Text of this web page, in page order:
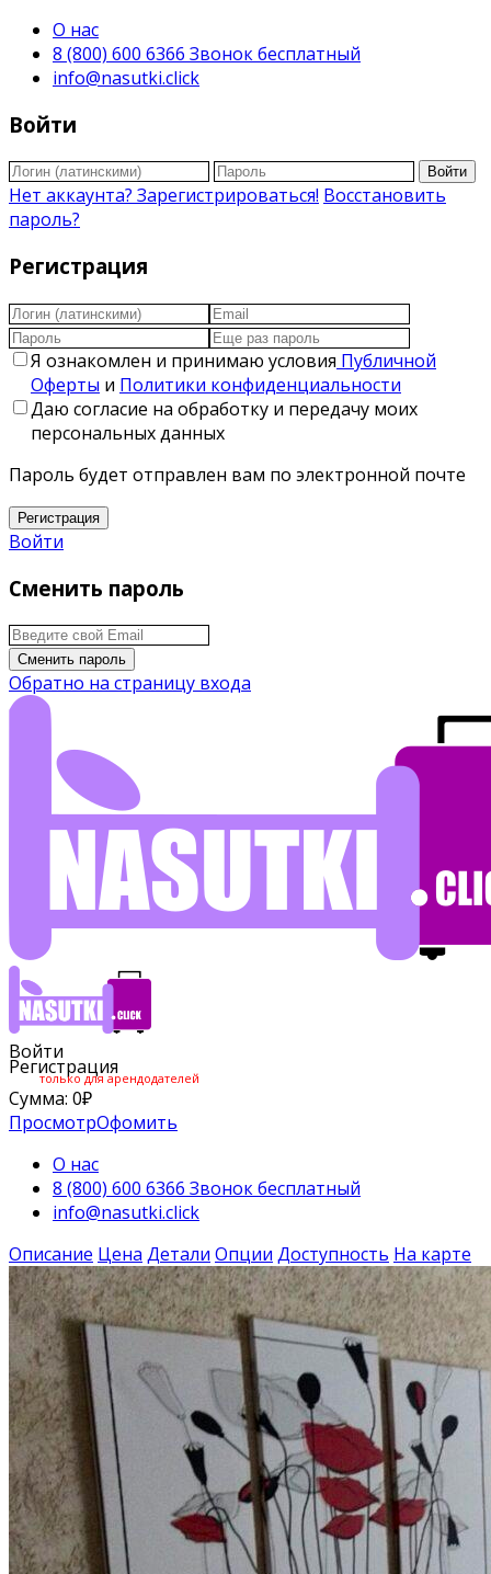
О нас
8 (800) 600 6366 Звонок бесплатный
info@nasutki.click
Войти
Войти
Нет аккаунта? Зарегистрироваться! Восстановить
пароль?
Регистрация
Я ознакомлен и принимаю условия Публичной
Оферты и Политики конфиденциальности
Даю согласие на обработку и передачу моих
персональных данных
Пароль будет отправлен вам по электронной почте
Регистрация
Войти
Сменить пароль
Сменить пароль
Обратно на страницу входа
Войти
Регистрация
только для арендодателей
Сумма: 0₽
ПросмотрОфомить
О нас
8 (800) 600 6366 Звонок бесплатный
info@nasutki.click
Описание Цена Детали Опции Доступность На карте